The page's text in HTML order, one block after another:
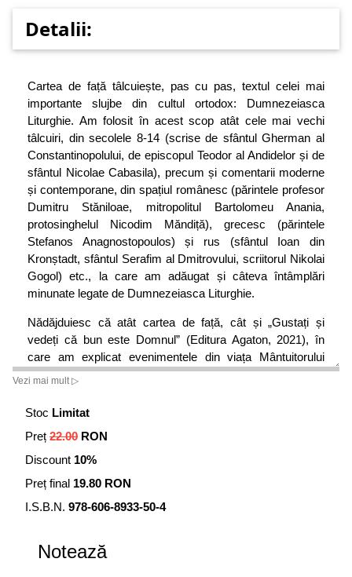
Detalii:
Cartea de față tâlcuiește, pas cu pas, textul celei mai
importante slujbe din cultul ortodox: Dumnezeiasca
Liturghie. Am folosit în acest scop atât cele mai vechi
tâlcuiri, din secolele 8-14 (scrise de sfântul Gherman al
Constantinopolului, de episcopul Teodor al Andidelor și de
sfântul Nicolae Cabasila), precum și comentarii moderne
și contemporane, din spațiul românesc (părintele profesor
Dumitru Stăniloae, mitropolitul Bartolomeu Anania,
protosinghelul Nicodim Măndiță), grecesc (părintele
Stefanos Anagnostopoulos) și rus (sfântul Ioan din
Kronștadt, sfântul Serafim al Dmitrovului, scriitorul Nikolai
Gogol) etc., la care am adăugat și câteva întâmplări
minunate legate de Dumnezeiasca Liturghie.
Nădăjduiesc că atât cartea de față, cât și „Gustați și
vedeți că bun este Domnul” (Editura Agaton, 2021), în
care am explicat evenimentele din viața Mântuitorului
simbolizate în Dumnezeiasca Liturghie, vor fi de folos
Taină a tainelor, centrul cultului ortodox, că vor lămuri
participare și o trăire mult mai intensă a slujbei, o
împărtășire atât din Cuvânt, cât și din Trupul și Sângele lui
Hristos, spre tămăduire trupească și sufletească și spre
Vezi mai mult ▷
Stoc Limitat
Preț 22.00 RON
Discount 10%
Preț final 19.80 RON
I.S.B.N. 978-606-8933-50-4
Notează